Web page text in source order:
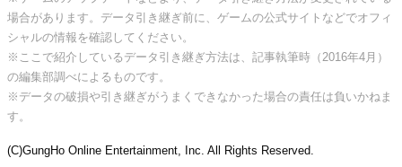
場合があります。データ引き継ぎ前に、ゲームの公式サイトなどでオフィ
シャルの情報を確認してください。
※ここで紹介しているデータ引き継ぎ方法は、記事執筆時（2016年4月）
の編集部調べによるものです。
※データの破損や引き継ぎがうまくできなかった場合の責任は負いかねま
す。
(C)GungHo Online Entertainment, Inc. All Rights Reserved.